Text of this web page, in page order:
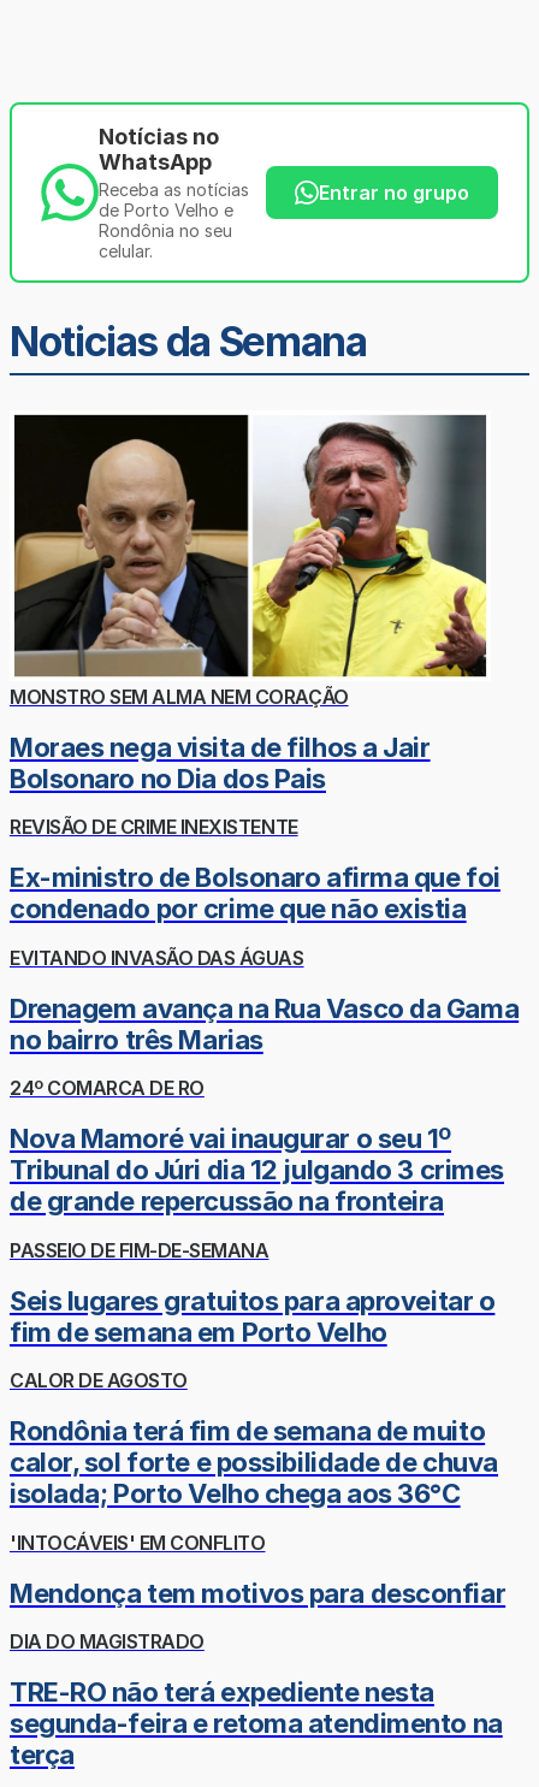
Notícias no
WhatsApp
Receba as notícias
de Porto Velho e
Rondônia no seu
celular.
Entrar no grupo
Noticias da Semana
MONSTRO SEM ALMA NEM CORAÇÃO
Moraes nega visita de filhos a Jair
Bolsonaro no Dia dos Pais
REVISÃO DE CRIME INEXISTENTE
Ex-ministro de Bolsonaro afirma que foi
condenado por crime que não existia
EVITANDO INVASÃO DAS ÁGUAS
Drenagem avança na Rua Vasco da Gama
no bairro três Marias
24º COMARCA DE RO
Nova Mamoré vai inaugurar o seu 1º
Tribunal do Júri dia 12 julgando 3 crimes
de grande repercussão na fronteira
PASSEIO DE FIM-DE-SEMANA
Seis lugares gratuitos para aproveitar o
fim de semana em Porto Velho
CALOR DE AGOSTO
Rondônia terá fim de semana de muito
calor, sol forte e possibilidade de chuva
isolada; Porto Velho chega aos 36°C
'INTOCÁVEIS' EM CONFLITO
Mendonça tem motivos para desconfiar
DIA DO MAGISTRADO
TRE-RO não terá expediente nesta
segunda-feira e retoma atendimento na
terça